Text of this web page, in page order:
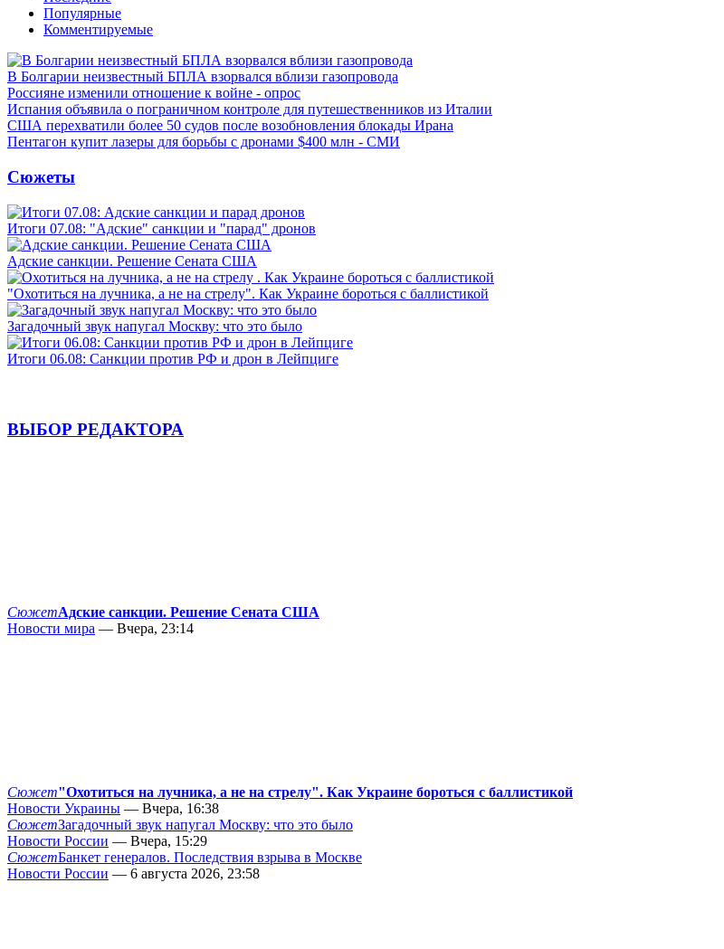
Популярные
Комментируемые
В Болгарии неизвестный БПЛА взорвался вблизи газопровода
Россияне изменили отношение к войне - опрос
Испания объявила о пограничном контроле для путешественников из Италии
США перехватили более 50 судов после возобновления блокады Ирана
Пентагон купит лазеры для борьбы с дронами $400 млн - СМИ
Сюжеты
Итоги 07.08: "Адские" санкции и "парад" дронов
Адские санкции. Решение Сената США
"Охотиться на лучника, а не на стрелу". Как Украине бороться с баллистикой
Загадочный звук напугал Москву: что это было
Итоги 06.08: Санкции против РФ и дрон в Лейпциге
ВЫБОР РЕДАКТОРА
СюжетАдские санкции. Решение Сената США
Новости мира — Вчера, 23:14
Сюжет"Охотиться на лучника, а не на стрелу". Как Украине бороться с баллистикой
Новости Украины — Вчера, 16:38
СюжетЗагадочный звук напугал Москву: что это было
Новости России — Вчера, 15:29
СюжетБанкет генералов. Последствия взрыва в Москве
Новости России — 6 августа 2026, 23:58